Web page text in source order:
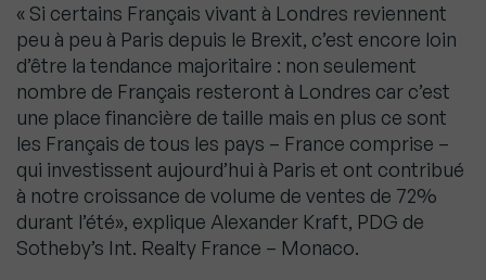
« Si certains Français vivant à Londres reviennent
peu à peu à Paris depuis le Brexit, c’est encore loin
d’être la tendance majoritaire : non seulement
nombre de Français resteront à Londres car c’est
une place financière de taille mais en plus ce sont
les Français de tous les pays – France comprise –
qui investissent aujourd’hui à Paris et ont contribué
à notre croissance de volume de ventes de 72%
durant l’été», explique Alexander Kraft, PDG de
Sotheby’s Int. Realty France – Monaco.